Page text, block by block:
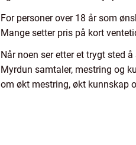
For personer over 18 år som
Mange setter pris på kort
Når noen ser etter et trygt sted
Myrdun samtaler, mestring og
om økt mestring, økt kunnskap